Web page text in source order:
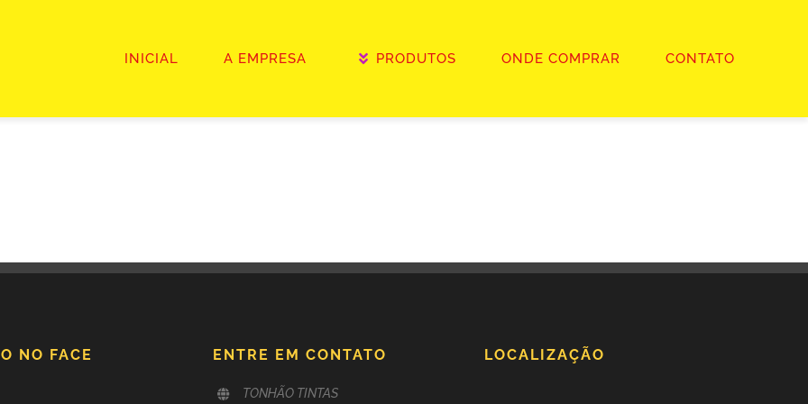
INICIAL A EMPRESA PRODUTOS ONDE COMPRAR CONTATO
NO FACE ENTRE EM CONTATO
TONHÃO TINTAS
LOCALIZAÇÃO